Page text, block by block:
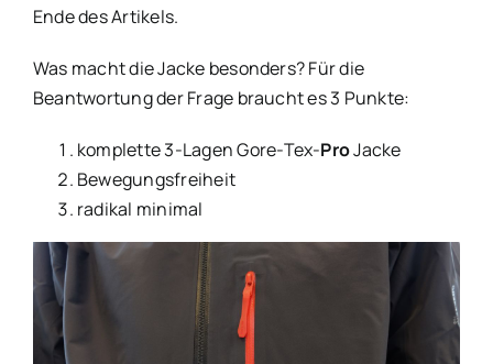
Ende des Artikels.
Was macht die Jacke besonders? Für die
Beantwortung der Frage braucht es 3 Punkte:
komplette 3-Lagen Gore-Tex-ProJacke
Bewegungsfreiheit
radikal minimal